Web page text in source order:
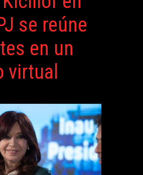
se reúne
en un
virtual